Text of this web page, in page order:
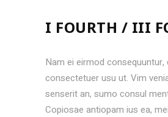
I FOURTH / III
Nam ei eirmod
consectetuer usu ut. Vim
senserit an, sumo consul
Copiosae antiopam ius ea,